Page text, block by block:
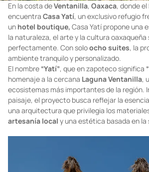
En la costa deVentanilla, Oaxaca, donde
encuentra Casa Yatí, un exclusivo refugio
un hotel boutique, Casa Yatí propone una
la naturaleza, el arte y la cultura
perfectamente. Con soloocho suites, la
ambiente tranquilo y personalizado.
El nombre “Yatí”, que en zapoteco significa
homenaje a la cercana Laguna Ventanilla,
ecosistemas más importantes de la región.
paisaje, el proyecto busca reflejar la
una arquitectura que privilegia los
artesanía local y una estética basada en la